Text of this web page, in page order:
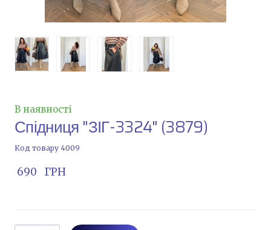
В наявності
Спідниця "ЗІГ-3324" (3879)
Код товару 4009
690   ГРН